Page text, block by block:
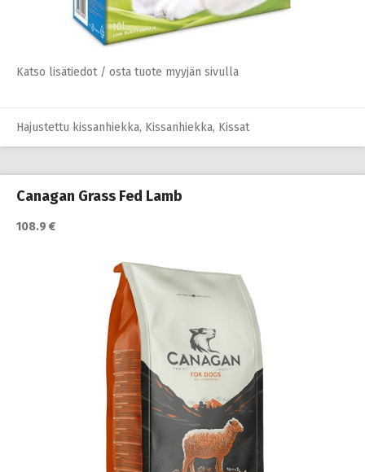
Katso lisätiedot / osta tuote myyjän sivulla
Hajustettu kissanhiekka, Kissanhiekka, Kissat
Canagan Grass Fed Lamb
108.9 €